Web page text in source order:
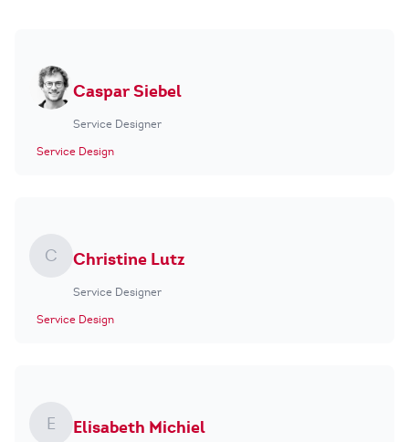
Caspar Siebel
Service Designer
Service Design
C Christine Lutz
Service Designer
Service Design
E Elisabeth Michiel